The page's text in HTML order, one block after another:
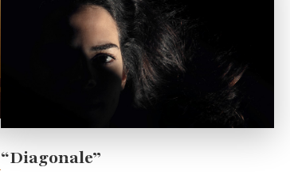
“Diagonale”